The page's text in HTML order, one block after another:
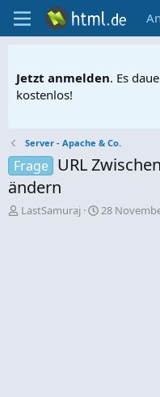
Jetzt anmelden. Es
kostenlos!
Server - Apache & Co.
Frage URL
ändern
ELastSamuraj
E
28